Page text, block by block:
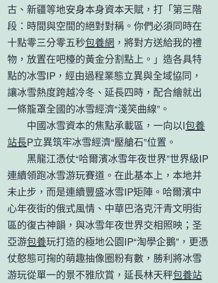
古、新疆等地安身本身資本天賦，打「第三階
段：時間與空間的絕對對稱。你們必須同時在
十點零三分零五秒包養網 ，將對方送給我的禮
物，放置在吧檯的黃金分割點上。」造各具特
點的冰雪IP，經由過程業態立異與全域協同，
讓冰雪熱度跨越冷冬、延長四時，配合繪就出
一條籠罩全國的冰雪經濟“淺笑曲線”。
中國冰雪資本的焦點承載區，一向以I包養
站長P立異筑牢冰雪經濟“壓艙石”位置。
黑龍江憑仗“哈爾濱冰雪年夜世界”世界級IP
連續領跑冰雪游玩賽道。在此基本上，本地并
未止步，而是連續豐盛冰雪IP矩陣。哈爾濱中
心年夜街的俄式風情、中華巴洛克汗青文明街
區的復古神韻，與冰雪年夜世界交相照映；圣
亞游包養玩打造的極地公園IP“淘學企鵝”，更憑
仗憨態可掬的萌趣抽像圈粉有數，勝利將冰雪
游玩從單一的景不雅欣賞，延長林天秤包養站